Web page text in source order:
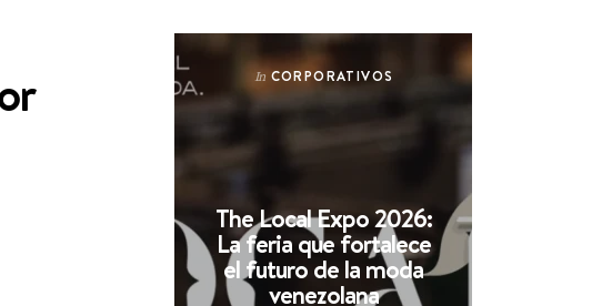
In CORPORATIVOS
The Local Expo 2026:
La feria que fortalece
el futuro de la moda
venezolana